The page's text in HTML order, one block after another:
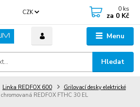
Menu
CZK
Hledat
0 ks
za 0 Kč
Linka REDFOX 600
Grilovací desky elektrické
REDFOX FTHC 30 EL